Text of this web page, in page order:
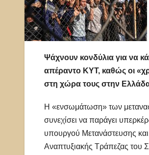
Ψάχνουν κονδύλια για να
απέραντο ΚΥΤ, καθώς οι
στη χώρα τους στην
Η «ενσωμάτωση» των
συνεχίσει να παράγει
υπουργού Μετανάστευσης και
Αναπτυξιακής Τράπεζας του